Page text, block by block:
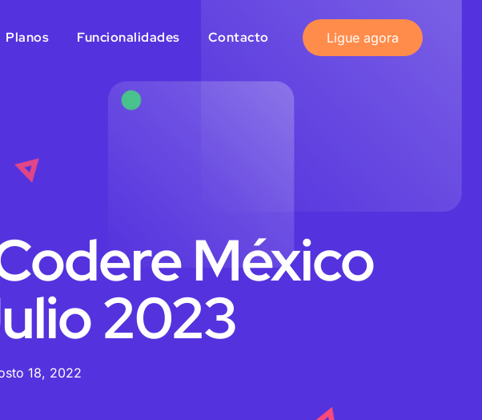
Planos Funcionalidades Contacto Ligue agora
México
2023
18, 2022